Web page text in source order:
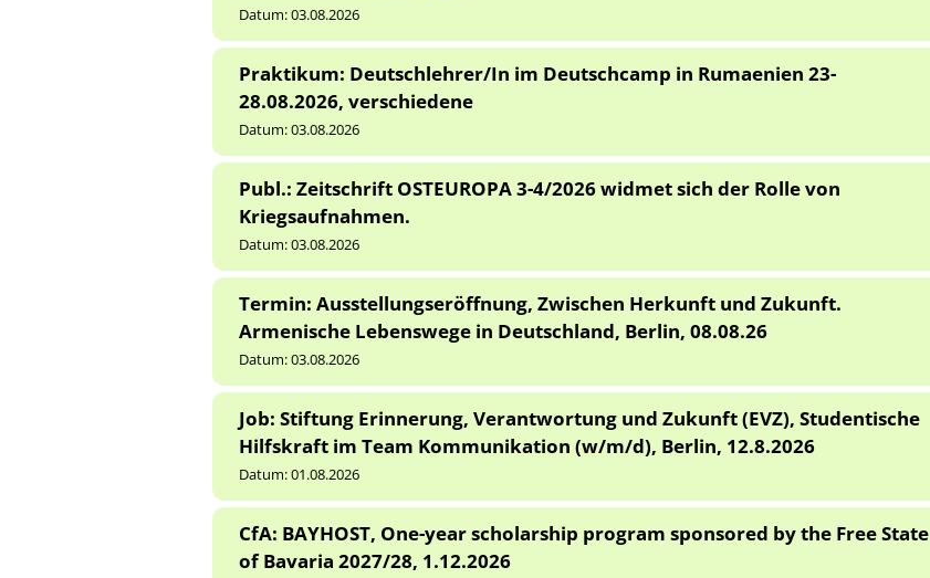
Datum:03.08.2026
Praktikum: Deutschlehrer/In im Deutschcamp in Rumaenien 23-
28.08.2026, verschiedene
Datum:03.08.2026
Publ.: Zeitschrift OSTEUROPA 3-4/2026 widmet sich der Rolle von
Kriegsaufnahmen.
Datum:03.08.2026
Termin: Ausstellungseröffnung, Zwischen Herkunft und Zukunft.
Armenische Lebenswege in Deutschland, Berlin, 08.08.26
Datum:03.08.2026
Job: Stiftung Erinnerung, Verantwortung und Zukunft (EVZ), Studentische
Hilfskraft im Team Kommunikation (w/m/d), Berlin, 12.8.2026
Datum:01.08.2026
CfA: BAYHOST, One-year scholarship program sponsored by the Free State
of Bavaria 2027/28, 1.12.2026